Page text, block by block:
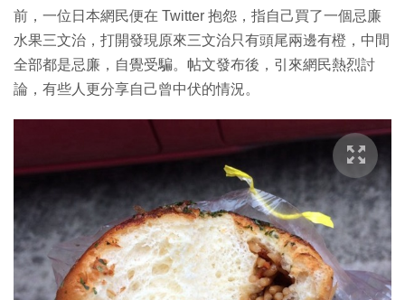
前，一位日本網民便在 Twitter 抱怨，指自己買了一個忌廉
水果三文治，打開發現原來三文治只有頭尾兩邊有橙，中間
全部都是忌廉，自覺受騙。帖文發布後，引來網民熱烈討
論，有些人更分享自己曾中伏的情況。